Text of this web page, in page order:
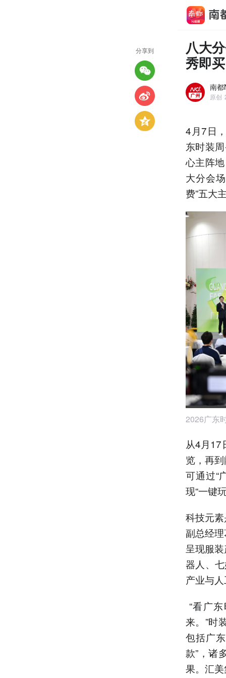
八大
秀即买
南都
原创
4月7日
东时装
心主阵
大分会
费”五大
2026广东
从4月17
览，再
可通过“
现“一键
科技元
副总经
呈现服
器人、
产业与
“看广
来。”时
包括广
款”，诸
果。汇
分享到